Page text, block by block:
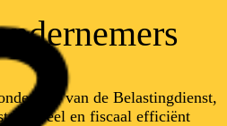
van de Belastingdienst,
en fiscaal efficiënt